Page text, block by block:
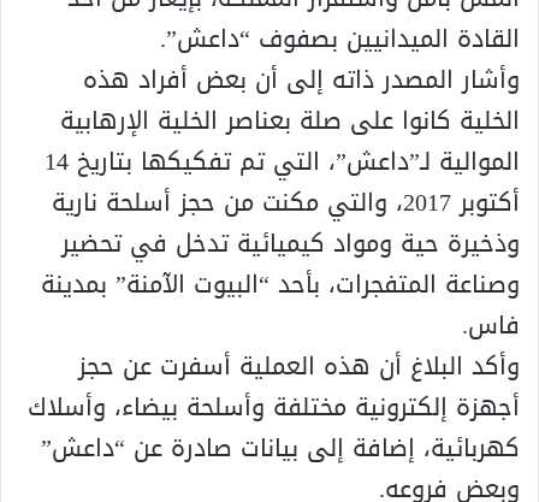
القادة الميدانيين بصفوف “داعش”.
وأشار المصدر ذاته إلى أن بعض أفراد هذه
الخلية كانوا على صلة بعناصر الخلية الإرهابية
الموالية لـ”داعش”، التي تم تفكيكها بتاريخ 14
أكتوبر 2017، والتي مكنت من حجز أسلحة نارية
وذخيرة حية ومواد كيميائية تدخل في تحضير
وصناعة المتفجرات، بأحد “البيوت الآمنة” بمدينة
فاس.
وأكد البلاغ أن هذه العملية أسفرت عن حجز
أجهزة إلكترونية مختلفة وأسلحة بيضاء، وأسلاك
كهربائية، إضافة إلى بيانات صادرة عن “داعش”
وبعض فروعه.